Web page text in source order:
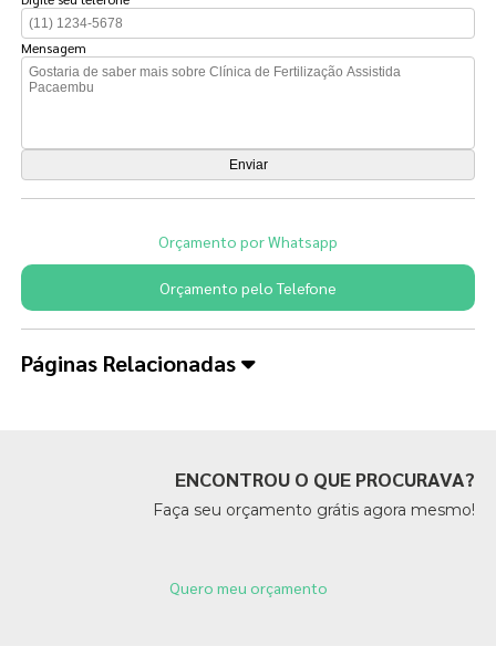
Mensagem
Orçamento por Whatsapp
Orçamento pelo Telefone
Páginas Relacionadas
ENCONTROU O QUE PROCURAVA?
Faça seu orçamento grátis agora mesmo!
Quero meu orçamento